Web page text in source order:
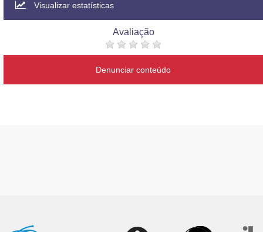
Visualizar estatísticas
Avaliação
Denunciar conteúdo